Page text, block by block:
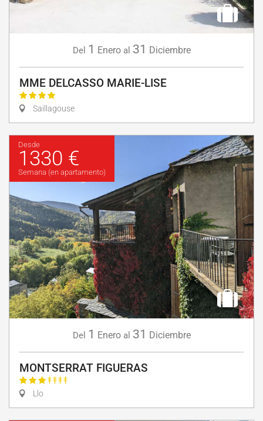
Del 1 Enero al 31 Diciembre
MME DELCASSO MARIE-LISE
Saillagouse
Desde
1330 €
Semana (en apartamento)
Del 1 Enero al 31 Diciembre
MONTSERRAT FIGUERAS
Llo